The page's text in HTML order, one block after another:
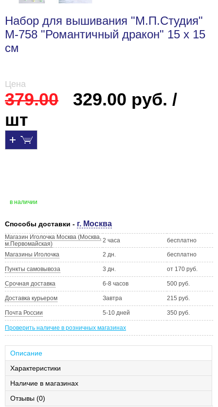
Набор для вышивания "М.П.Студия"
М-758 "Романтичный дракон" 15 х 15
см
Цена
379.00
329.00 руб. /
шт
в наличии
Способы доставки - г. Москва
Магазин Иголочка Москва (Москва,
м.Первомайская)
2 часа бесплатно
Магазины Иголочка 2 дн. бесплатно
Пункты самовывоза 3 дн. от 170 руб.
Срочная доставка 6-8 часов 500 руб.
Доставка курьером Завтра 215 руб.
Почта России 5-10 дней 350 руб.
Проверить наличие в розничных магазинах
Описание
Характеристики
Наличие в магазинах
Отзывы (0)